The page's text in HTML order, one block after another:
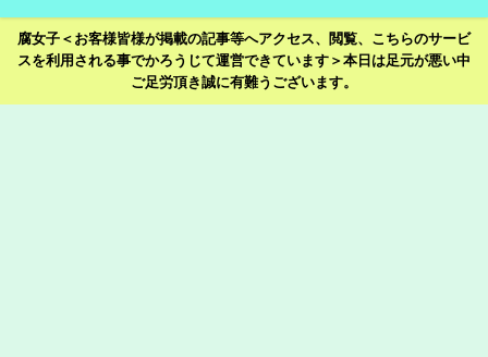
腐女子＜お客様皆様が掲載の記事等へアクセス、閲覧、こちらのサービ
スを利用される事でかろうじて運営できています＞本日は足元が悪い中
ご足労頂き誠に有難うございます。